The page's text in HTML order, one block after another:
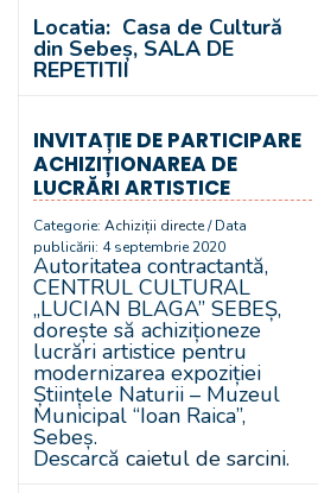
Locatia: Casa de Cultură
din Sebeș, SALA DE
REPETITII
INVITAȚIE DE PARTICIPARE
ACHIZIȚIONAREA DE
LUCRĂRI ARTISTICE
Categorie: Achiziții directe/ Data
publicării: 4 septembrie 2020
Autoritatea contractantă,
CENTRUL CULTURAL
„LUCIAN BLAGA” SEBEȘ,
dorește să achiziționeze
lucrări artistice pentru
modernizarea expoziției
Științele Naturii – Muzeul
Municipal “Ioan Raica”,
Sebeș.
Descarcă caietul de sarcini.